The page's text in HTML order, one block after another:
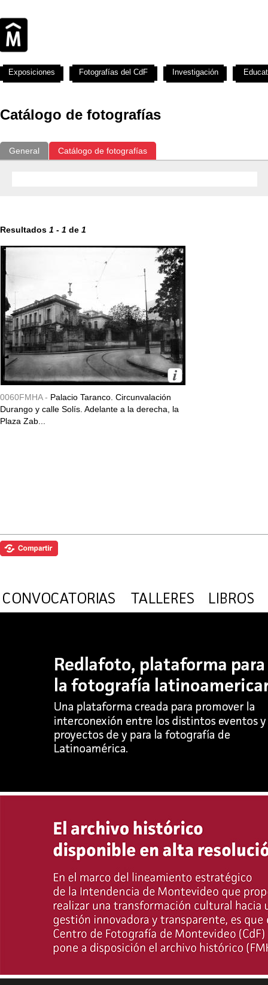
Catálogo de fotografías
General Catálogo de fotografías
Resultados 1 - 1 de 1
0060FMHA - Palacio Taranco. Circunvalación
Durango y calle Solís. Adelante a la derecha, la
Plaza Zab...
Exposiciones Fotografías del CdF Investigación